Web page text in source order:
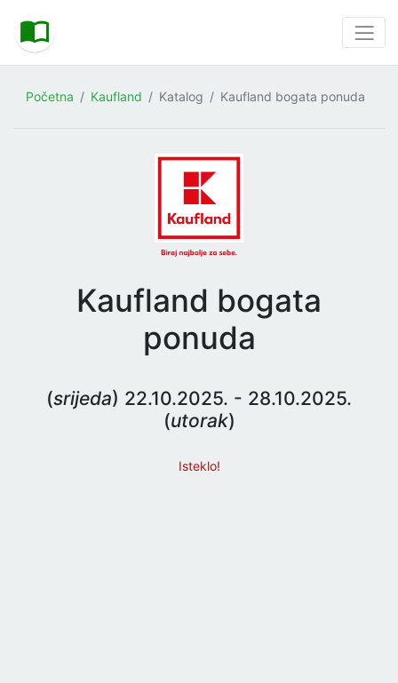
Početna Kaufland Katalog Kaufland bogata ponuda
Kaufland bogata
ponuda
(srijeda) 22.10.2025. - 28.10.2025.
(utorak)
Isteklo!